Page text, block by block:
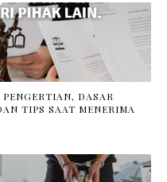
DASAR
TIPS SAAT MENERIMA